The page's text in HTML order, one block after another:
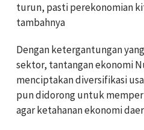
turun, pasti perekonomian
tambahnya
Dengan ketergantungan
sektor, tantangan ekonomi
menciptakan diversifikasi
pun didorong untuk
agar ketahanan ekonomi